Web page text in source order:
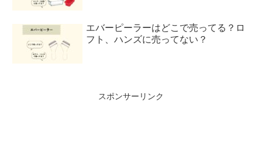
エバーピーラーはどこで売ってる？ロ
フト、ハンズに売ってない？
スポンサーリンク